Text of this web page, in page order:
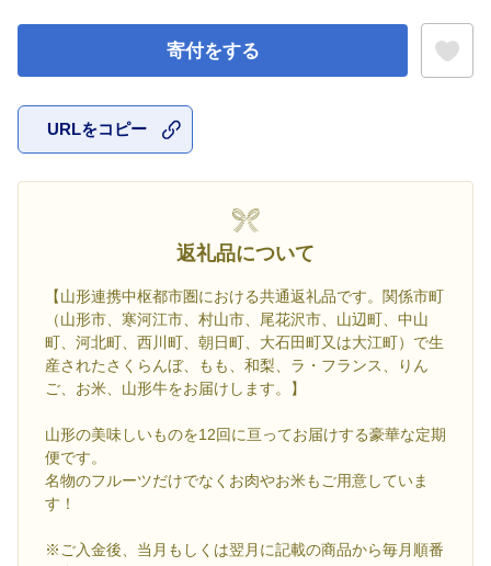
寄付をする
URLをコピー
返礼品について
【山形連携中枢都市圏における共通返礼品です。関係市町
（山形市、寒河江市、村山市、尾花沢市、山辺町、中山
町、河北町、西川町、朝日町、大石田町又は大江町）で生
産されたさくらんぼ、もも、和梨、ラ・フランス、りん
ご、お米、山形牛をお届けします。】
山形の美味しいものを12回に亘ってお届けする豪華な定期
便です。
名物のフルーツだけでなくお肉やお米もご用意していま
す！
※ご入金後、当月もしくは翌月に記載の商品から毎月順番